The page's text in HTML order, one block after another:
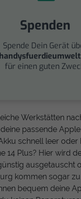
Spenden
Spende Dein Gerät
für einen guten
Werkstätten
passende
schnell leer
14 Plus? Hier wird
ausgetauscht
kommen sogar
bequem deine